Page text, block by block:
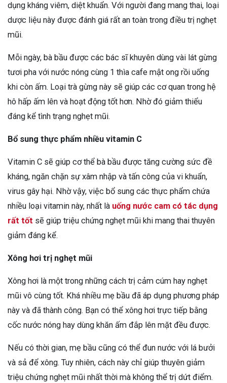
dụng kháng viêm, diệt khuẩn. Với người đang mang thai, loại
dược liệu này được đánh giá rất an toàn trong điều trị nghẹt
mũi.
Mỗi ngày, bà bầu được các bác sĩ khuyên dùng vài lát gừng
tươi pha với nước nóng cùng 1 thìa cafe mật ong rồi uống
khi còn ấm. Loại trà gừng này sẽ giúp các cơ quan trong hệ
hô hấp ấm lên và hoạt động tốt hơn. Nhờ đó giảm thiểu
đáng kể tình trạng nghẹt mũi.
Bổ sung thực phẩm nhiều vitamin C
Vitamin C sẽ giúp cơ thể bà bầu được tăng cường sức đề
kháng, ngăn chặn sự xâm nhập và tấn công của vi khuẩn,
virus gây hại. Nhờ vậy, việc bổ sung các thực phẩm chứa
nhiều loại vitamin này, nhất là uống nước cam có tác dụng
rất tốt sẽ giúp triệu chứng nghẹt mũi khi mang thai thuyên
giảm đáng kể.
Xông hơi trị nghẹt mũi
Xông hơi là một trong những cách trị cảm cúm hay nghẹt
mũi vô cùng tốt. Khá nhiều mẹ bầu đã áp dụng phương pháp
này và đã thành công. Bạn có thể xông hơi trực tiếp bằng
cốc nước nóng hay dùng khăn ấm đắp lên mặt đều được.
Nếu có thời gian, mẹ bầu cũng có thể đun nước với lá bưởi
và sả để xông. Tuy nhiên, cách này chỉ giúp thuyên giảm
triệu chứng nghẹt mũi nhất thời mà không thể trị dứt điểm.